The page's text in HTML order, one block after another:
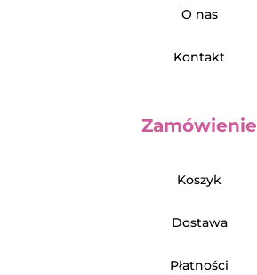
O nas
Kontakt
Zamówienie
Koszyk
Dostawa
Płatności